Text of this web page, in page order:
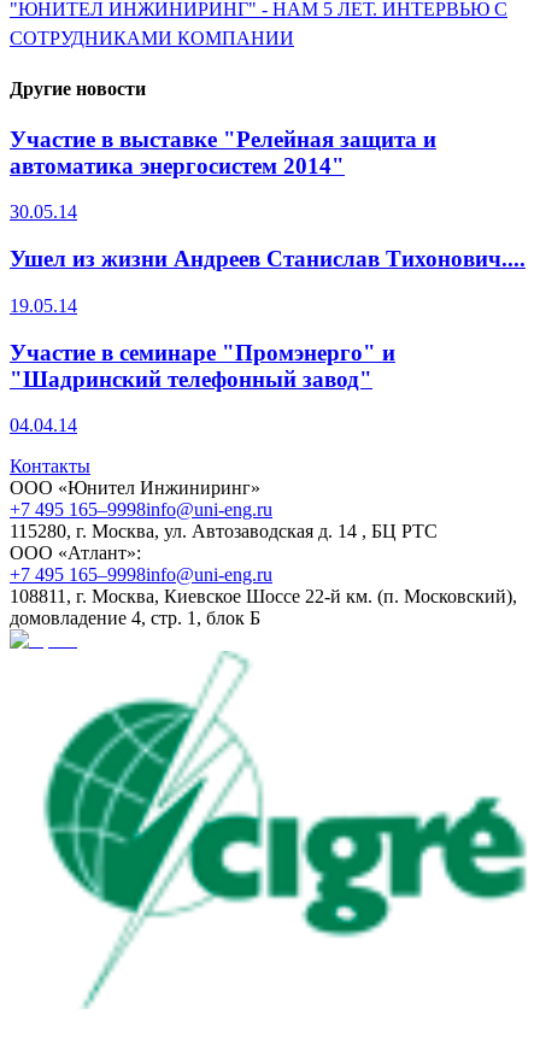
"ЮНИТЕЛ ИНЖИНИРИНГ" - НАМ 5 ЛЕТ. ИНТЕРВЬЮ С
СОТРУДНИКАМИ КОМПАНИИ
Другие новости
Участие в выставке "Релейная защита и
автоматика энергосистем 2014"
30.05.14
Ушел из жизни Андреев Станислав Тихонович....
19.05.14
Участие в семинаре "Промэнерго" и
"Шадринский телефонный завод"
04.04.14
Контакты
ООО «Юнител Инжиниринг»
+7 495 165–9998info@uni-eng.ru
115280, г. Москва, ул. Автозаводская д. 14 , БЦ РТС
ООО «Атлант»:
+7 495 165–9998info@uni-eng.ru
108811, г. Москва, Киевское Шоссе 22-й км. (п. Московский),
домовладение 4, стр. 1, блок Б